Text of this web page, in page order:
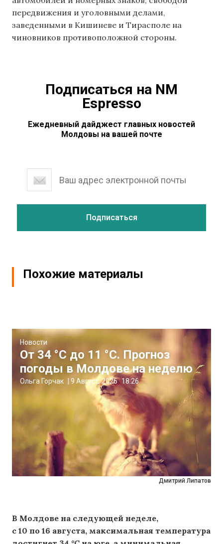
передвижения и уголовными делами,
заведенными в Кишиневе и Тирасполе на
чиновников противоположной стороны.
Подписаться на NM
Espresso
Ежедневный дайджест главных новостей
Молдовы на вашей почте
Похожие материалы
Дмитрий Липатов
Новости
От 34 °C до 11 °C. Прогноз
погоды в Молдове на неделю
Ольга Горчак 9 Август, 2026 18:26
В Молдове на следующей неделе,
с 10 по 16 августа, максимальная температура